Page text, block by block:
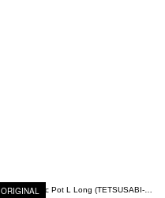
ORIGINAL Solomon Basic Pot L Long (TETSUSABI-YU)